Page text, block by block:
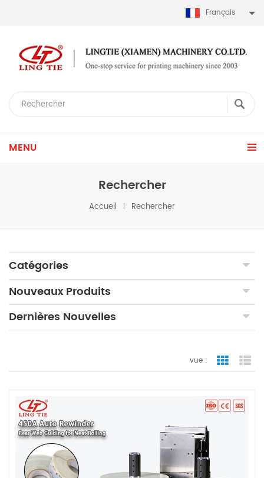
Français
MENU
Rechercher
Accueil Rechercher
Catégories
Nouveaux Produits
Dernières Nouvelles
vue : vue de